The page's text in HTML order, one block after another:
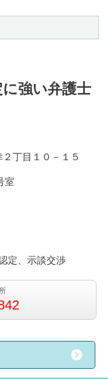
強い弁護士
丁目１０－１５
室
定、示談交渉